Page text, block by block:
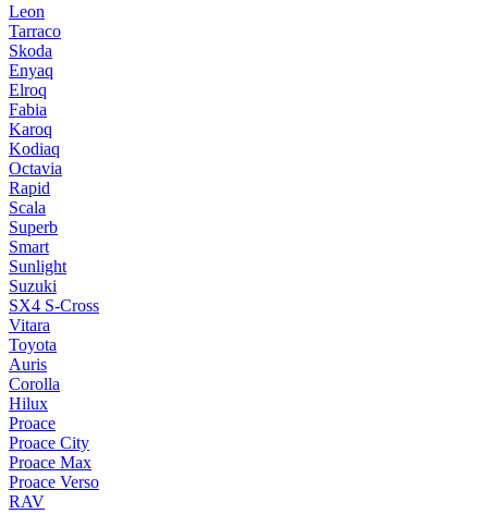
Leon
Tarraco
Skoda
Enyaq
Elroq
Fabia
Karoq
Kodiaq
Octavia
Rapid
Scala
Superb
Smart
Sunlight
Suzuki
SX4 S-Cross
Vitara
Toyota
Auris
Corolla
Hilux
Proace
Proace City
Proace Max
Proace Verso
RAV